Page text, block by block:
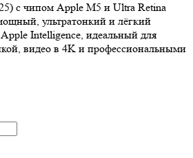
с чипом Apple M5 и Ultra Retina
ультратонкий и лёгкий
Intelligence, идеальный для
видео в 4K и профессиональными